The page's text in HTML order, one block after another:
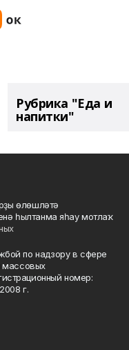
Рубрика "Еда и
напитки"
өлөшләтә
һылтанма яһау мотлаҡ.
по надзору в сфере
массовых
номер:
г.